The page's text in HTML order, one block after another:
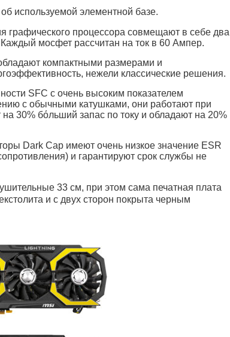
используемой элементной базе.
графического процессора совмещают в себе два
мосфет рассчитан на ток в 60 Ампер.
компактными размерами и
нежели классические решения.
SFC с очень высоким показателем
с обычными катушками, они работают при
30% бόльший запас по току и обладают на 20%
Dark Cap имеют очень низкое значение ESR
и гарантируют срок службы не
33 см, при этом сама печатная плата
и с двух сторон покрыта черным